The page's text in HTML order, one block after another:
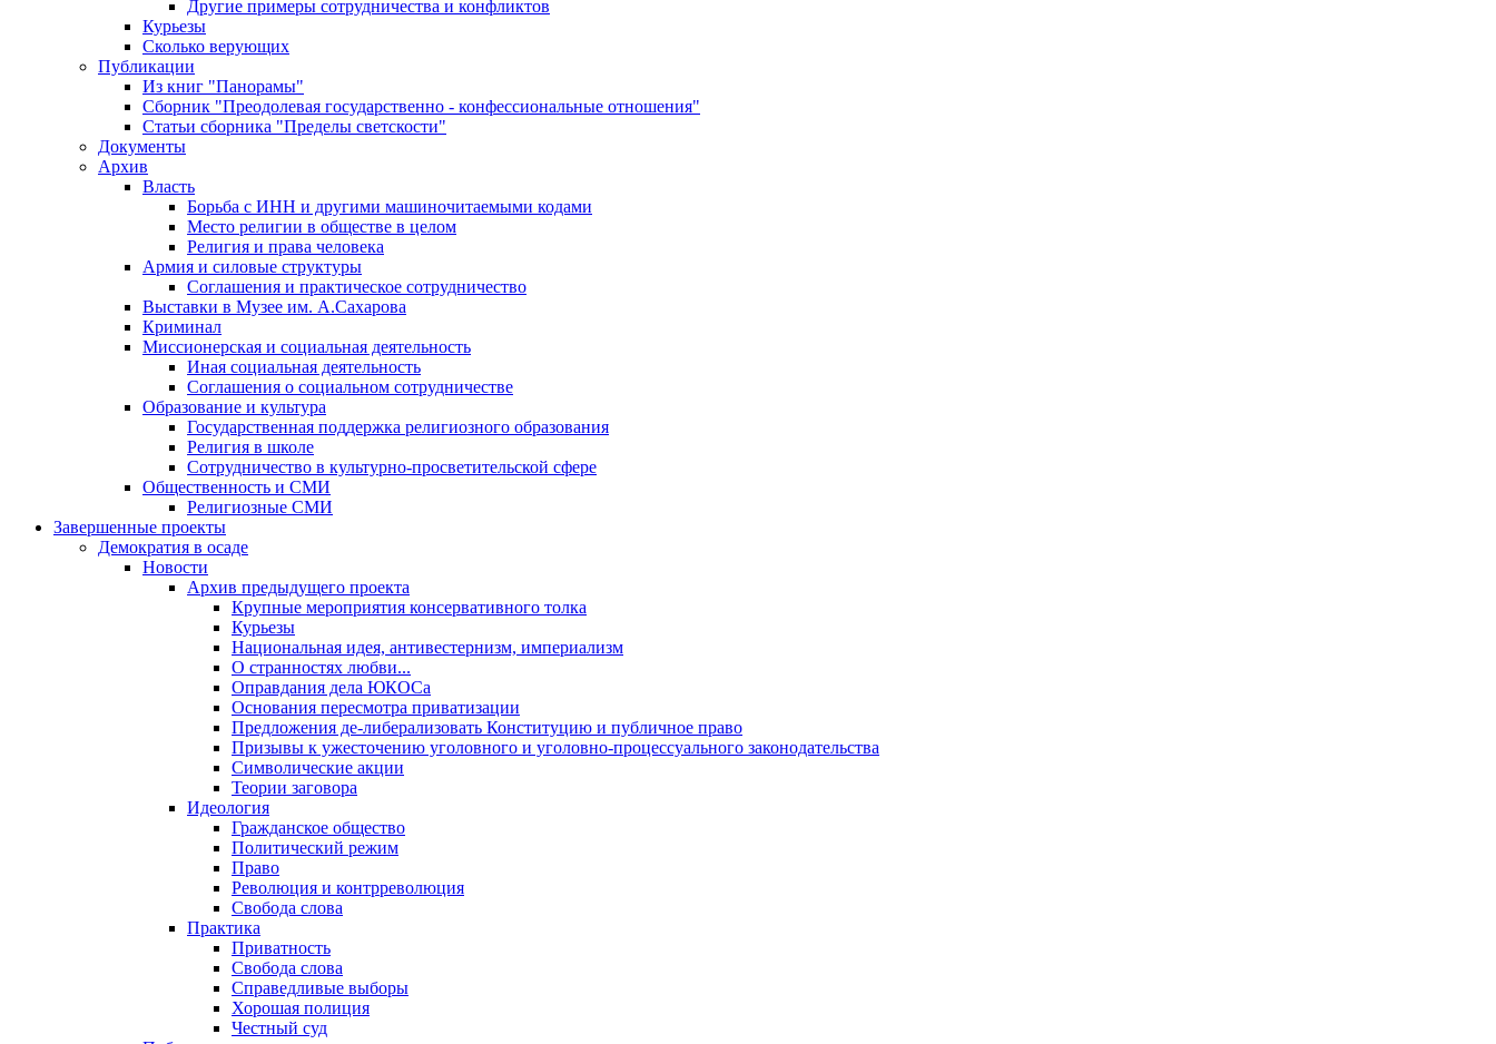
Другие примеры сотрудничества и конфликтов
Курьезы
Сколько верующих
Публикации
Из книг "Панорамы"
Сборник "Преодолевая государственно - конфессиональные отношения"
Статьи сборника "Пределы светскости"
Документы
Архив
Власть
Борьба с ИНН и другими машиночитаемыми кодами
Место религии в обществе в целом
Религия и права человека
Армия и силовые структуры
Соглашения и практическое сотрудничество
Выставки в Музее им. А.Сахарова
Криминал
Миссионерская и социальная деятельность
Иная социальная деятельность
Соглашения о социальном сотрудничестве
Образование и культура
Государственная поддержка религиозного образования
Религия в школе
Сотрудничество в культурно-просветительской сфере
Общественность и СМИ
Религиозные СМИ
Завершенные проекты
Демократия в осаде
Новости
Архив предыдущего проекта
Крупные мероприятия консервативного толка
Курьезы
Национальная идея, антивестернизм, империализм
О странностях любви...
Оправдания дела ЮКОСа
Основания пересмотра приватизации
Предложения де-либерализовать Конституцию и публичное право
Призывы к ужесточению уголовного и уголовно-процессуального законодательства
Символические акции
Теории заговора
Идеология
Гражданское общество
Политический режим
Право
Революция и контрреволюция
Свобода слова
Практика
Приватность
Свобода слова
Справедливые выборы
Хорошая полиция
Честный суд